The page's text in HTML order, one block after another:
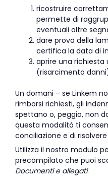
ricostruire
permette di
eventuali altre
dare prova della
certifica la data di
aprire una richiesta
(risarcimento
Un domani – se Linkem
rimborsi richiesti, gli
spettano o, peggio, non
questa modalità ti
conciliazione e di
Utilizza il nostro modulo
precompilato che puoi
Documenti e allegati.